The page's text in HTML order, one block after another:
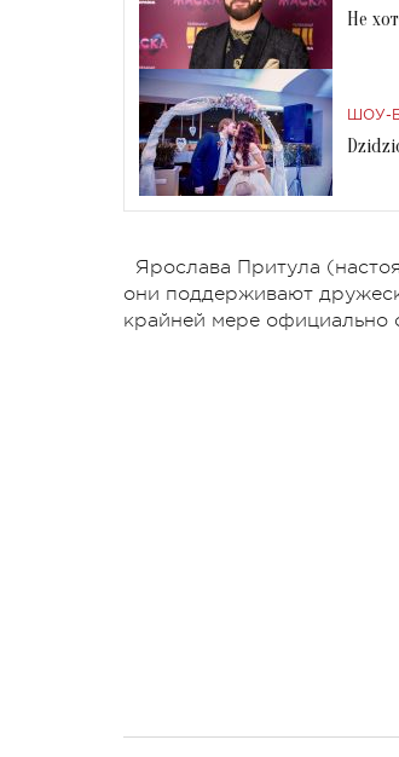
Не
ШОУ-
Ярослава Притула
они поддерживают
крайней мере официально